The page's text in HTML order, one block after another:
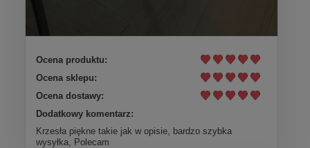
Ocena produktu:
Ocena sklepu:
Ocena dostawy:
Dodatkowy komentarz:
Krzesła piękne takie jak w opisie, bardzo szybka
wysyłka, Polecam